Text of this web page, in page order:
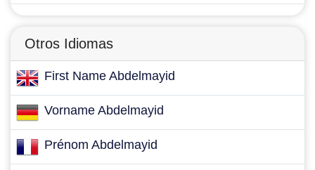
Otros Idiomas
First Name Abdelmayid
Vorname Abdelmayid
Prénom Abdelmayid